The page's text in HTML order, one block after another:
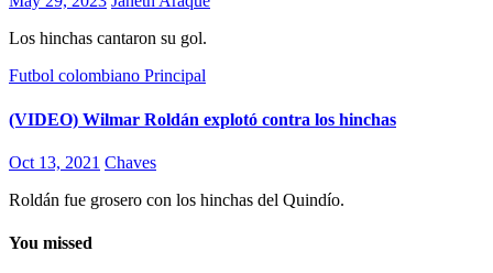
Los hinchas cantaron su gol.
Futbol colombiano Principal
(VIDEO) Wilmar Roldán explotó contra los hinchas
Oct 13, 2021 Chaves
Roldán fue grosero con los hinchas del Quindío.
You missed